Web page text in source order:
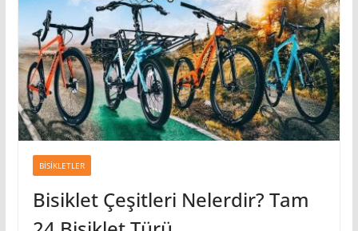
BISIKLETLER
Bisiklet Çeşitleri Nelerdir? Tam